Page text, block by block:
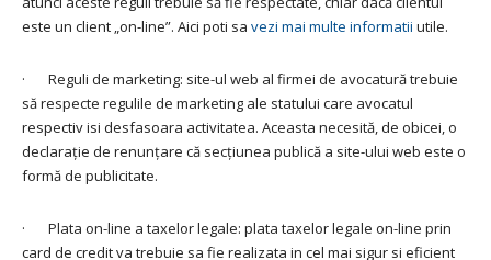
este un client „on-line”. Aici poti sa vezi mai multe informatii utile.
· Reguli de marketing: site-ul web al firmei de avocatură trebuie
să respecte regulile de marketing ale statului care avocatul
respectiv isi desfasoara activitatea. Aceasta necesită, de obicei, o
declarație de renunțare că secțiunea publică a site-ului web este o
formă de publicitate.
· Plata on-line a taxelor legale: plata taxelor legale on-line prin
card de credit va trebuie sa fie realizata in cel mai sigur si eficient